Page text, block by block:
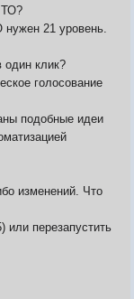
ТО?
21 уровень.
один клик?
голосование
подобные идеи
изменений. Что
или перезапустить